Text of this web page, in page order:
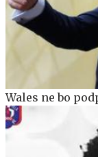
Wales ne bo